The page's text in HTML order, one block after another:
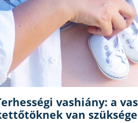
vashiány: a
van